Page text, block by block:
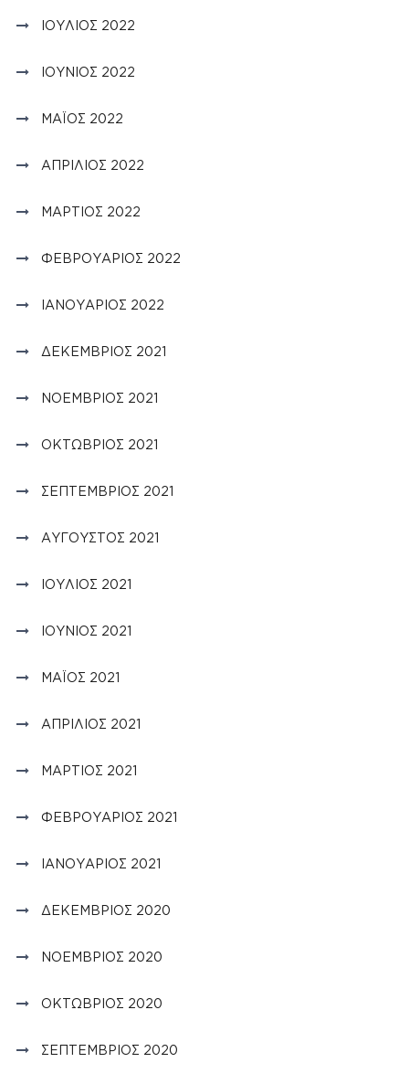
ΙΟΎΛΙΟΣ 2022
ΙΟΎΝΙΟΣ 2022
ΜΆΙΟΣ 2022
ΑΠΡΊΛΙΟΣ 2022
ΜΆΡΤΙΟΣ 2022
ΦΕΒΡΟΥΆΡΙΟΣ 2022
ΙΑΝΟΥΆΡΙΟΣ 2022
ΔΕΚΈΜΒΡΙΟΣ 2021
ΝΟΈΜΒΡΙΟΣ 2021
ΟΚΤΏΒΡΙΟΣ 2021
ΣΕΠΤΈΜΒΡΙΟΣ 2021
ΑΎΓΟΥΣΤΟΣ 2021
ΙΟΎΛΙΟΣ 2021
ΙΟΎΝΙΟΣ 2021
ΜΆΙΟΣ 2021
ΑΠΡΊΛΙΟΣ 2021
ΜΆΡΤΙΟΣ 2021
ΦΕΒΡΟΥΆΡΙΟΣ 2021
ΙΑΝΟΥΆΡΙΟΣ 2021
ΔΕΚΈΜΒΡΙΟΣ 2020
ΝΟΈΜΒΡΙΟΣ 2020
ΟΚΤΏΒΡΙΟΣ 2020
ΣΕΠΤΈΜΒΡΙΟΣ 2020